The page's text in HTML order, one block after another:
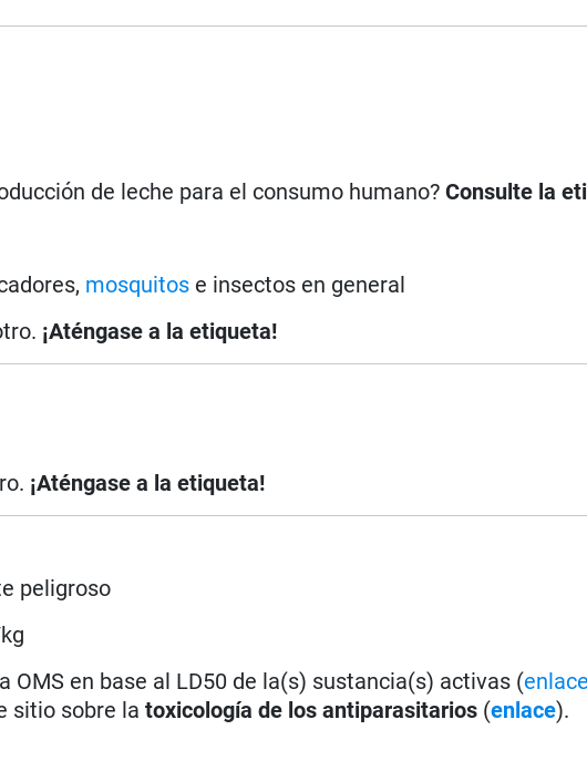
de leche para el consumo humano? Consulte la
mosquitos e insectos en general
¡Aténgase a la etiqueta!
¡Aténgase a la etiqueta!
peligroso
OMS en base al LD50 de la(s) sustancia(s) activas (
sitio sobre la toxicología de los antiparasitarios (enlace).